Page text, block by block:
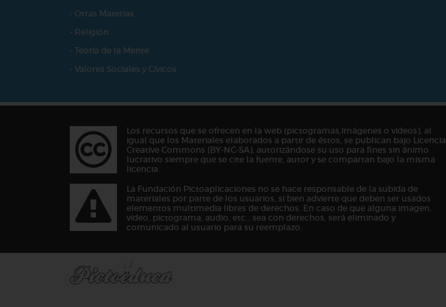
- Otras Materias
- Religión
- Teoría de la Mente
- Valores Sociales y Cívicos
Los recursos que se ofrecen en la web (pictogramas,imágenes o vídeos), al
igual que los Materiales elaborados a partir de éstos, se publican bajo Licencia
Creative Commons (BY-NC-SA), autorizándose su uso para fines sin ánimo
lucrativo siempre que se cite la fuente, autor y se compartan bajo la misma
licencia.
La Fundación Pictoaplicaciones no se hace responsable de la subida de
materiales por parte de los usuarios, si bien advierte que deben ser usados
elementos multimedia libres de derechos. En caso de que alguna imagen,
vídeo, pictograma, audio, etc… sea con derechos, será eliminado y
comunicado al usuario para su reemplazo.